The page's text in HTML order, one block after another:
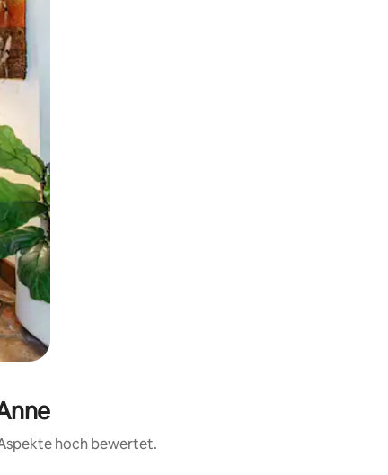
oder Wischgesten.
hoch bewertet.